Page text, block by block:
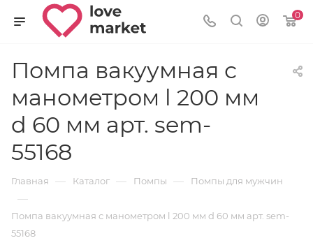
0
Помпа вакуумная с
манометром l 200 мм
d 60 мм арт. sem-
55168
Главная — Каталог — Помпы — Помпы для мужчин
—
Помпа вакуумная с манометром l 200 мм d 60 мм арт. sem-
55168